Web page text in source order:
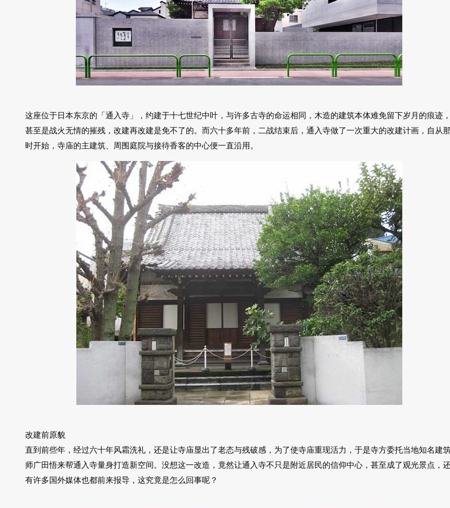
这座位于日本东京的「通入寺」，约建于十七世纪中叶，与许多古寺的命运相同，木造的建筑本体难免留下岁月的痕迹
甚至是战火无情的摧残，改建再改建是免不了的。而六十多年前，二战结束后，通入寺做了一次重大的改建计画，自从
时开始，寺庙的主建筑、周围庭院与接待香客的中心便一直沿用。
改建前原貌
直到前些年，经过六十年风霜洗礼，还是让寺庙显出了老态与残破感，为了使寺庙重现活力，于是寺方委托当地知名建
师广田悟来帮通入寺量身打造新空间。没想这一改造，竟然让通入寺不只是附近居民的信仰中心，甚至成了观光景点，
有许多国外媒体也都前来报导，这究竟是怎么回事呢？